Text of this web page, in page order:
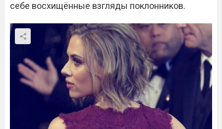
себе восхищённые взгляды поклонников.